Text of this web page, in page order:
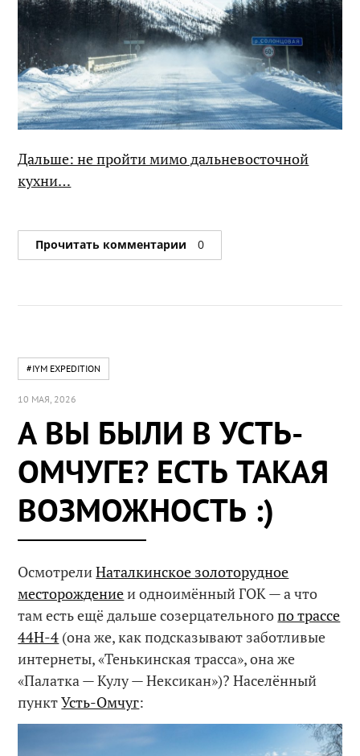
Дальше: не пройти мимо дальневосточной
кухни…
Прочитать комментарии 0
#IYM EXPEDITION
10 МАЯ, 2026
А ВЫ БЫЛИ В УСТЬ-
ОМЧУГЕ? ЕСТЬ ТАКАЯ
ВОЗМОЖНОСТЬ :)
ОсмотрелиНаталкинское золоторудное
месторождениеи одноимённый ГОК — а что
там есть ещё дальше созерцательногопо трассе
44Н-4 (она же, как подсказывают заботливые
интернеты, «Тенькинская трасса», она же
«Палатка — Кулу — Нексикан»)? Населённый
пунктУсть-Омчуг: